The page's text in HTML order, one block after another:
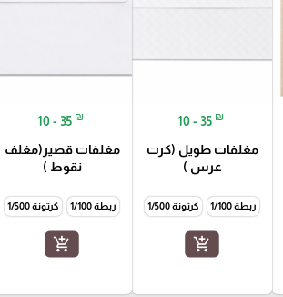
10 - 35 ₪
مغلفات طويل (كرت
عرس )
ربطة 1/100 كرتونة 1/500
add_shopping_cart
10 - 35 ₪
مغلفات قصير(مغلف
نقوط )
ربطة 1/100 كرتونة 1/500
add_shopping_cart